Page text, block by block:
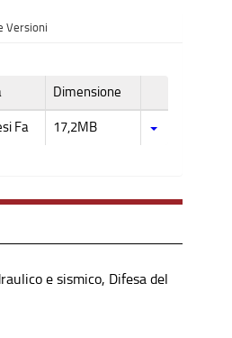
Versioni
Dimensione
Fa 17,2MB
e sismico, Difesa del